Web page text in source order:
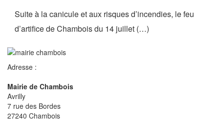
Suite à la canicule et aux risques d’incendies, le feu
d’artifice de Chambois du 14 juillet (…)
Adresse :
Mairie de Chambois
Avrilly
7 rue des Bordes
27240 Chambois